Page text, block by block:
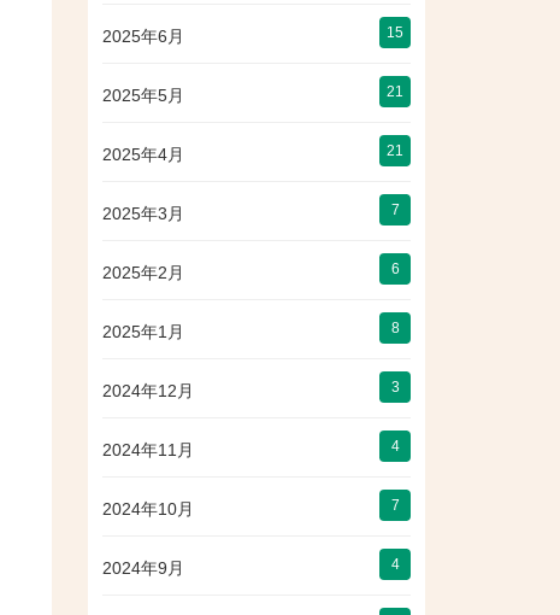
2025年6月 15
2025年5月 21
2025年4月 21
2025年3月 7
2025年2月 6
2025年1月 8
2024年12月 3
2024年11月 4
2024年10月 7
2024年9月 4